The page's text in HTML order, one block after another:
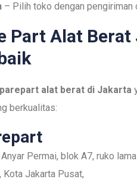
– Pilih toko dengan pengiriman
Part Alat
alat berat di Jakarta
berkualitas:
Permai, blok A7, ruko
Kota Jakarta Pusat,